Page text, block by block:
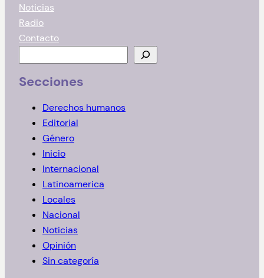
Noticias
Radio
Contacto
u
s
Secciones
Derechos humanos
Editorial
Género
Inicio
Internacional
Latinoamerica
Locales
Nacional
Noticias
Opinión
Sin categoría